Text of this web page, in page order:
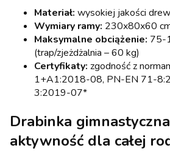
Materiał: wysokiej jakości
Wymiary ramy: 230x80x60
Maksymalne obciążenie: 75-
(trap/zjeżdżalnia – 60 kg)
Certyfikaty: zgodność z
1+A1:2018-08, PN-EN 71-
3:2019-07*
Drabinka
aktywność dla całej